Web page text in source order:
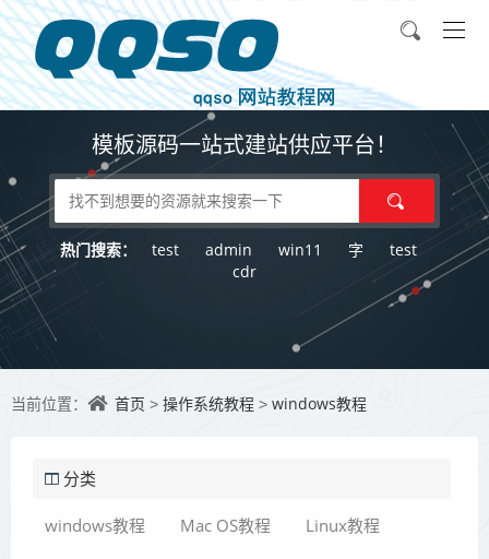
模板源码一站式建站供应平台！
热门搜索： test admin win11 字
test
cdr
当前位置： 首页 > 操作系统教程 > windows教程
分类
windows教程 Mac OS教程 Linux教程